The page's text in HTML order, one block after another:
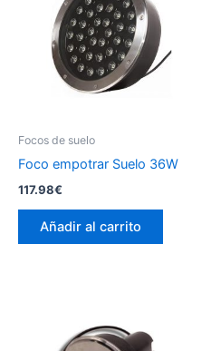
Focos de suelo
Foco empotrar Suelo 36W
117.98€
Añadir al carrito